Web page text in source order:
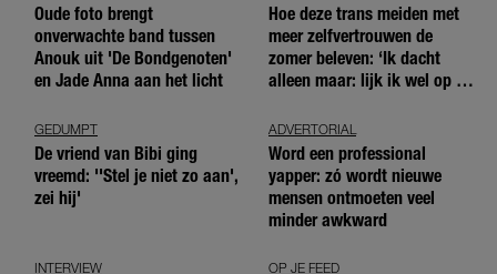
Oude foto brengt
onverwachte band tussen
Anouk uit 'De Bondgenoten'
en Jade Anna aan het licht
Hoe deze trans meiden met
meer zelfvertrouwen de
zomer beleven: ‘Ik dacht
alleen maar: lijk ik wel op de
GEDUMPT
De vriend van Bibi ging
vreemd: ''Stel je niet zo aan',
zei hij'
ADVERTORIAL
Word een professional
yapper: zó wordt nieuwe
mensen ontmoeten veel
minder awkward
INTERVIEW OP JE FEED